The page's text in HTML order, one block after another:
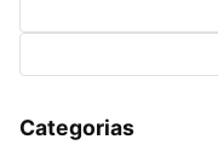
Categorias